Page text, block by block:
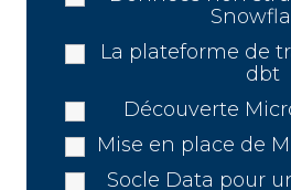
La plateforme de
dbt
Découverte
Mise en place de
Socle Data pour